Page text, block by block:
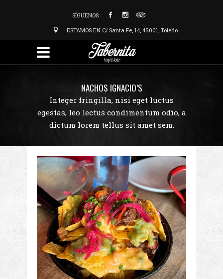
SÍGUENOS
ESTAMOS EN C/ Santa Fe, 14, 45001, Toledo
NACHOS IGNACIO’S
Integer fringilla, nisi eget luctus
egestas, leo lectus condimentum odio, a
dictum lorem tellus sit amet sem.